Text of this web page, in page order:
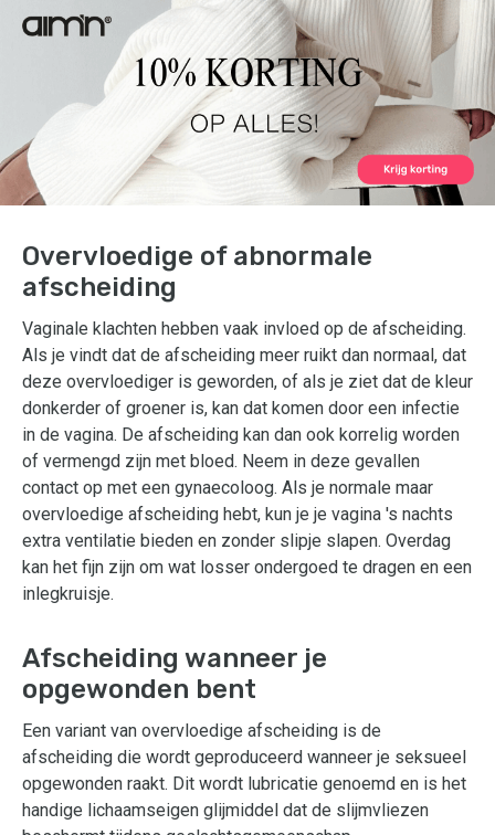
Overvloedige of abnormale
afscheiding
Vaginale klachten hebben vaak invloed op de afscheiding.
Als je vindt dat de afscheiding meer ruikt dan normaal, dat
deze overvloediger is geworden, of als je ziet dat de kleur
donkerder of groener is, kan dat komen door een infectie
in de vagina. De afscheiding kan dan ook korrelig worden
of vermengd zijn met bloed. Neem in deze gevallen
contact op met een gynaecoloog. Als je normale maar
overvloedige afscheiding hebt, kun je je vagina 's nachts
extra ventilatie bieden en zonder slipje slapen. Overdag
kan het fijn zijn om wat losser ondergoed te dragen en een
inlegkruisje.
Afscheiding wanneer je
opgewonden bent
Een variant van overvloedige afscheiding is de
afscheiding die wordt geproduceerd wanneer je seksueel
opgewonden raakt. Dit wordt lubricatie genoemd en is het
handige lichaamseigen glijmiddel dat de slijmvliezen